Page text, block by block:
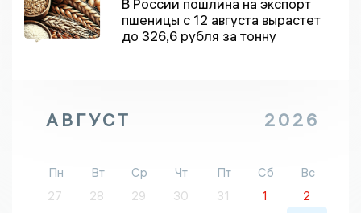
В России пошлина на экспорт
пшеницы с 12 августа вырастет
до 326,6 рубля за тонну
АВГУСТ 2026
Пн Вт Ср Чт Пт Сб
Вс
27
28 29 30 31 1
2